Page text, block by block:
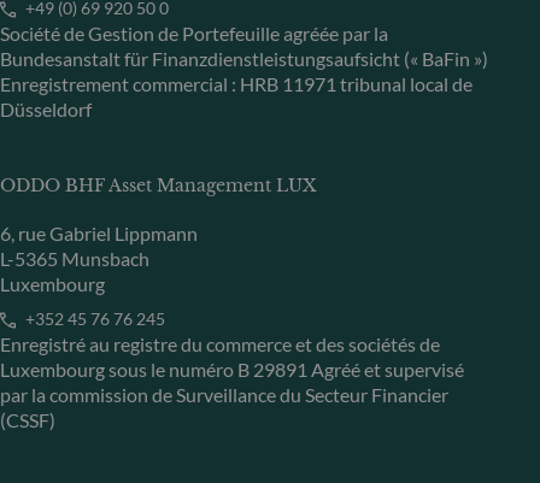
+49 (0) 69 920 50 0
Société de Gestion de Portefeuille agréée par la
Bundesanstalt für Finanzdienstleistungsaufsicht (« BaFin »)
Enregistrement commercial : HRB 11971 tribunal local de
Düsseldorf
ODDO BHF Asset Management LUX
6, rue Gabriel Lippmann
L-5365 Munsbach
Luxembourg
+352 45 76 76 245
Enregistré au registre du commerce et des sociétés de
Luxembourg sous le numéro B 29891 Agréé et supervisé
par la commission de Surveillance du Secteur Financier
(CSSF)